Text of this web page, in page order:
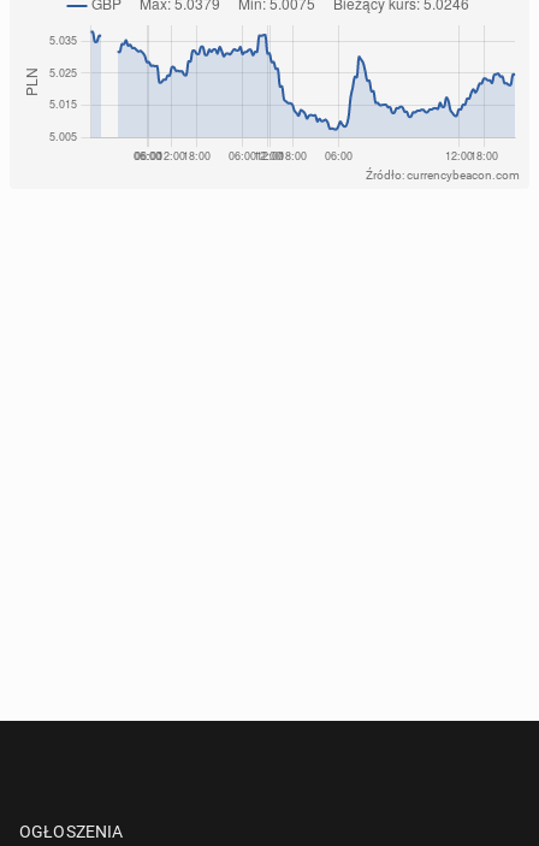
Źródło: currencybeacon.com
OGŁOSZENIA